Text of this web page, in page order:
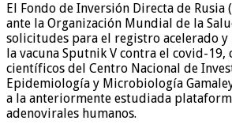
El Fondo de Inversión Directa de Rusia
ante la Organización Mundial de la
solicitudes para el registro acelerado
la vacuna Sputnik V contra el covid-19,
científicos del Centro Nacional de
Epidemiología y Microbiología
a la anteriormente estudiada
adenovirales humanos.